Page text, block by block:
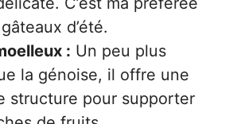
d’été.
: Un peu plus
la génoise, il offre une
structure pour supporter